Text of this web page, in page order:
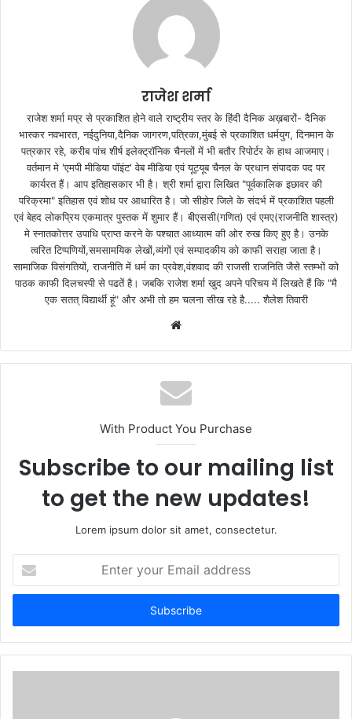
राजेश शर्मा
राजेश शर्मा मप्र से प्रकाशित होने वाले राष्ट्रीय स्तर के हिंदी दैनिक अख़बारों- दैनिक
भास्कर नवभारत, नईदुनिया,दैनिक जागरण,पत्रिका,मुंबई से प्रकाशित धर्मयुग, दिनमान के
पत्रकार रहे, करीब पांच शीर्ष इलेक्ट्रॉनिक चैनलों में भी बतौर रिपोर्टर के हाथ आजमाए।
वर्तमान मे 'एमपी मीडिया पॉइंट' वेब मीडिया एवं यूट्यूब चैनल के प्रधान संपादक पद पर
कार्यरत हैं। आप इतिहासकार भी है। श्री शर्मा द्वारा लिखित "पूर्वकालिक इछावर की
परिक्रमा" इतिहास एवं शोध पर आधारित है। जो सीहोर जिले के संदर्भ में प्रकाशित पहली
एवं बेहद लोकप्रिय एकमात्र पुस्तक में शुमार हैं। बीएससी(गणित) एवं एमए(राजनीति शास्त्र)
मे स्नातकोत्तर उपाधि प्राप्त करने के पश्चात आध्यात्म की ओर रुख किए हुए है। उनके
त्वरित टिप्पणियों,समसामयिक लेखों,व्यंगों एवं सम्पादकीय को काफी सराहा जाता है।
सामाजिक विसंगतियों, राजनीति में धर्म का प्रवेश,वंशवाद की राजसी राजनिति जैसे स्तम्भों को
पाठक काफी दिलचस्पी से पढतें है। जबकि राजेश शर्मा खुद अपने परिचय में लिखते हैं कि "मै
एक सतत् विद्यार्थी हूं" और अभी तो हम चलना सीख रहे है..... शैलेश तिवारी
b
s
i
e
With Product You Purchase
Subscribe to our mailing list
to get the new updates!
Lorem ipsum dolor sit amet, consectetur.
t
r
y